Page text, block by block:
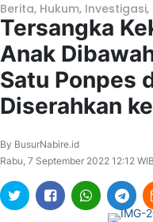
Berita, Hukum, Investigasi,
Tersangka
Anak
Satu Ponpes
Diserahkan
By BusurNabire.id
Rabu, 7 September 2022 12:12